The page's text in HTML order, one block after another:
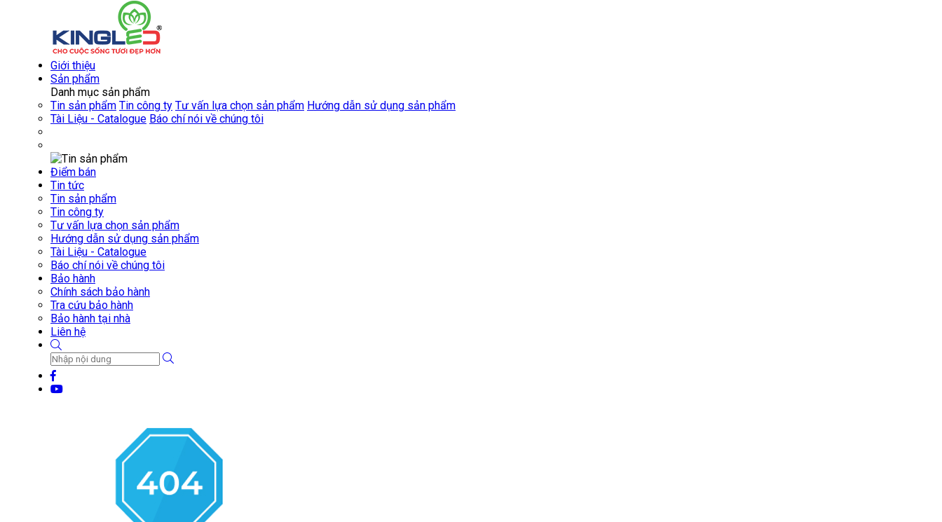
Giới thiệu
Sản phẩm
Danh mục sản phẩm
Tin sản phẩm Tin công ty Tư vấn lựa chọn sản phẩm Hướng dẫn sử dụng sản phẩm
Tài Liệu - Catalogue Báo chí nói về chúng tôi
Điểm bán
Tin tức
Tin sản phẩm
Tin công ty
Tư vấn lựa chọn sản phẩm
Hướng dẫn sử dụng sản phẩm
Tài Liệu - Catalogue
Báo chí nói về chúng tôi
Bảo hành
Chính sách bảo hành
Tra cứu bảo hành
Bảo hành tại nhà
Liên hệ